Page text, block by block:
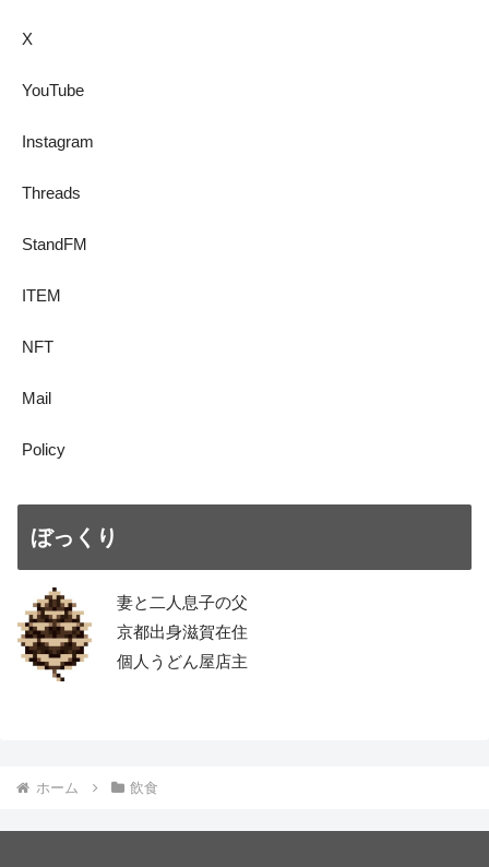
X
YouTube
Instagram
Threads
StandFM
ITEM
NFT
Mail
Policy
ぼっくり
妻と二人息子の父
京都出身滋賀在住
個人うどん屋店主
ホーム 飲食